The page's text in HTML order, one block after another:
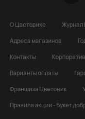
О Цветовике Журнал
Адреса магазинов
Контакты
Варианты оплаты
Франшиза Цветовик
Правила акции - Букет